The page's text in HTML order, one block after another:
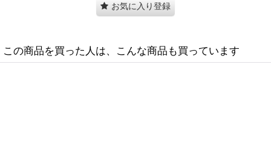
お気に入り登録
この商品を買った人は、こんな商品も買っています